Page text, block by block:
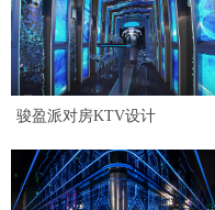
骏盈派对房KTV设计